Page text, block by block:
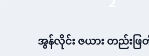
အွန်လိုင်း ဇယား တည်းဖ